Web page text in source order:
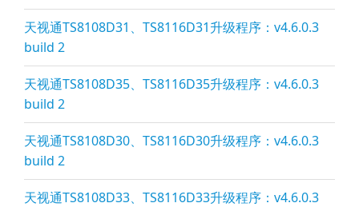
天视通TS8108D31、TS8116D31升级程序：v4.6.0.3
build 2
天视通TS8108D35、TS8116D35升级程序：v4.6.0.3
build 2
天视通TS8108D30、TS8116D30升级程序：v4.6.0.3
build 2
天视通TS8108D33、TS8116D33升级程序：v4.6.0.3